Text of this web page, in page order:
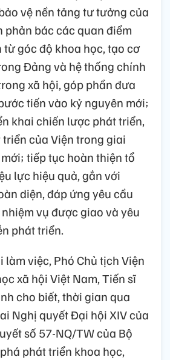
vệ nền tảng tư tưởng của
phản bác các quan điểm
góc độ khoa học, tạo cơ
Đảng và hệ thống chính
xã hội, góp phần đưa
tiến vào kỷ nguyên mới;
khai chiến lược phát triển,
của Viện trong giai
tiếp tục hoàn thiện tổ
lực hiệu quả, gắn với
diện, đáp ứng yêu cầu
vụ được giao và yêu
phát triển.
làm việc, Phó Chủ tịch Viện
xã hội Việt Nam, Tiến sĩ
cho biết, thời gian qua
Nghị quyết Đại hội XIV của
số 57-NQ/TW của Bộ
phát triển khoa học,